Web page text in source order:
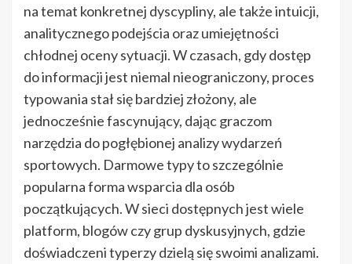
na temat konkretnej dyscypliny, ale także intuicji,
analitycznego podejścia oraz umiejętności
chłodnej oceny sytuacji. W czasach, gdy dostęp
do informacji jest niemal nieograniczony, proces
typowania stał się bardziej złożony, ale
jednocześnie fascynujący, dając graczom
narzędzia do pogłębionej analizy wydarzeń
sportowych. Darmowe typy to szczególnie
popularna forma wsparcia dla osób
początkujących. W sieci dostępnych jest wiele
platform, blogów czy grup dyskusyjnych, gdzie
doświadczeni typerzy dzielą się swoimi analizami.